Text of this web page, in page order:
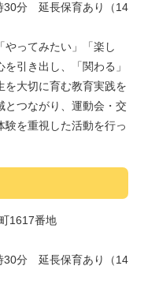
30分 延長保育あり（14
やってみたい」「楽し
引き出し、「関わる」
を大切に育む教育実践を
とつながり、運動会・交
を重視した活動を行っ
1617番地
30分 延長保育あり（14